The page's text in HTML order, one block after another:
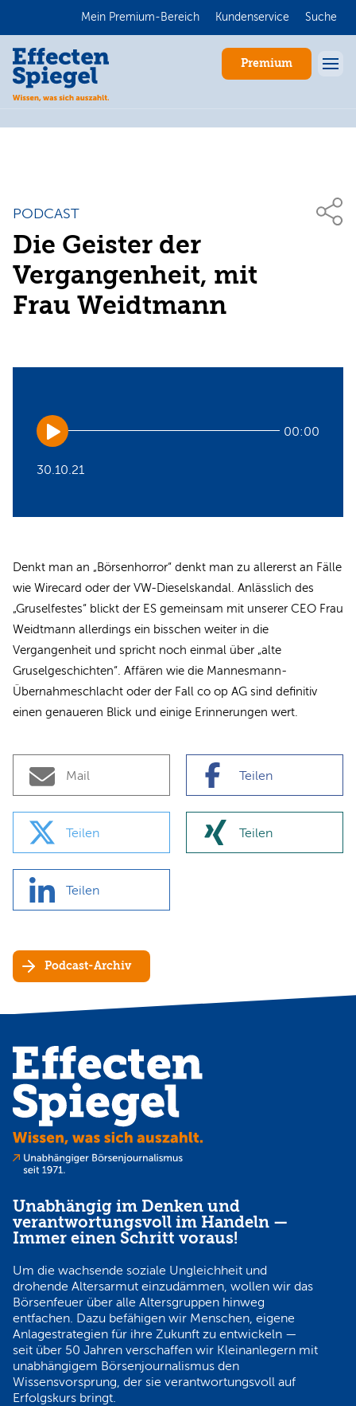
Mein Premium-Bereich Kundenservice Suche
Premium
PODCAST
Die Geister der
Vergangenheit, mit
Frau Weidtmann
Audio
Player
00:00
30.10.21
Denkt man an „Börsenhorror“ denkt man zu allererst an Fälle
wie Wirecard oder der VW-Dieselskandal. Anlässlich des
„Gruselfestes“ blickt der ES gemeinsam mit unserer CEO Frau
Weidtmann allerdings ein bisschen weiter in die
Vergangenheit und spricht noch einmal über „alte
Gruselgeschichten“. Affären wie die Mannesmann-
Übernahmeschlacht oder der Fall co op AG sind definitiv
einen genaueren Blick und einige Erinnerungen wert.
Mail Teilen
Teilen Teilen
Teilen
Podcast-Archiv
Unabhängig im Denken und
verantwortungsvoll im Handeln —
Immer einen Schritt voraus!
Um die wachsende soziale Ungleichheit und
drohende Altersarmut einzudämmen, wollen wir das
Börsenfeuer über alle Altersgruppen hinweg
entfachen. Dazu befähigen wir Menschen, eigene
Anlagestrategien für ihre Zukunft zu entwickeln —
seit über 50 Jahren verschaffen wir Kleinanlegern mit
unabhängigem Börsenjournalismus den
Wissensvorsprung, der sie verantwortungsvoll auf
Erfolgskurs bringt.